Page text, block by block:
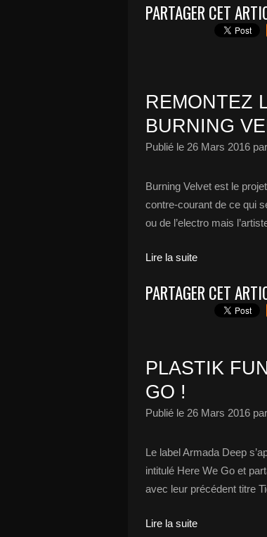
PARTAGER CET
REMONTEZ
BURNING
Publié le 26 Mars 2016
Burning Velvet est le
contre-courant de ce qui
ou de l’electro mais
Lire la suite
PARTAGER CET
PLASTIK
GO !
Publié le 26 Mars 2016
Le label Armada Deep
intitulé Here We Go et
avec leur précédent titre
Lire la suite